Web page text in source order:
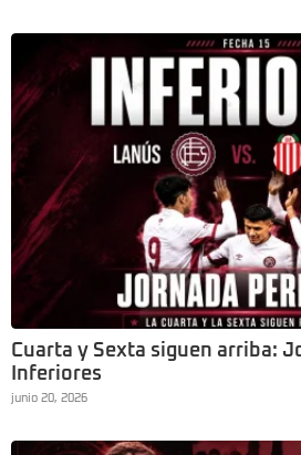
Cuarta y Sexta siguen arriba:
Inferiores
junio 20, 2026